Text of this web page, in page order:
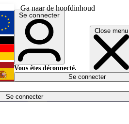
Ga naar de hoofdinhoud
Close menu
Se connecter
Économie
English
Deutsch
Español
Se connecter
Vous êtes déconnecté.
Se connecter